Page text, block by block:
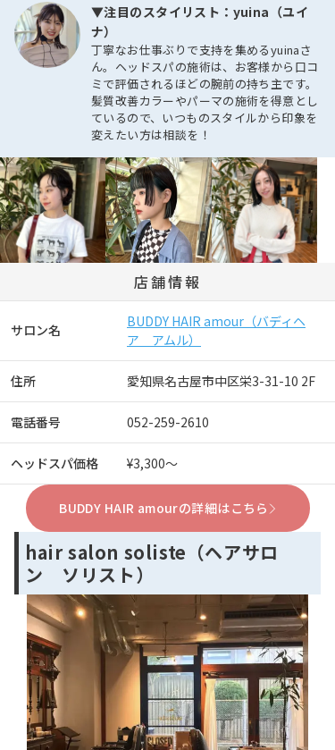
▼注目のスタイリスト：yuina（ユイ
ナ）
丁寧なお仕事ぶりで支持を集めるyuinaさ
ん。ヘッドスパの施術は、お客様から口コ
ミで評価されるほどの腕前の持ち主です。
髪質改善カラーやパーマの施術を得意とし
ているので、いつものスタイルから印象を
変えたい方は相談を！
店舗情報
サロン名
BUDDY HAIR amour（バディヘ
ア アムル）
住所 愛知県名古屋市中区栄3-31-10 2F
電話番号 052-259-2610
ヘッドスパ価格 ¥3,300～
BUDDY HAIR amourの詳細はこちら
hair salon soliste（ヘアサロ
ン ソリスト）